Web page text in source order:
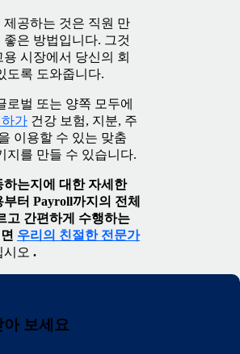
공하는 것은 직원 만
은 방법입니다. 그것
시장에서 당신의 회
도록 도와줍니다.
로벌 또는 양쪽 모두에
하가 건강 보험, 지분, 주
이용할 수 있는 맞춤
지를 만들 수 있습니다.
는지에 대한 자세한
터 Payroll까지의 전체
고 간편하게 수행하는
우리의 친절한 전문가
오 .
아 보세요